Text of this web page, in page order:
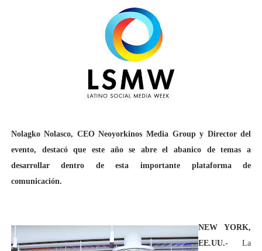
Nolagko Nolasco, CEO Neoyorkinos Media Group y Director del
evento, destacó que este año se abre el abanico de temas a
desarrollar dentro de esta importante plataforma de
comunicación.
NEW YORK,
EE.UU.-La